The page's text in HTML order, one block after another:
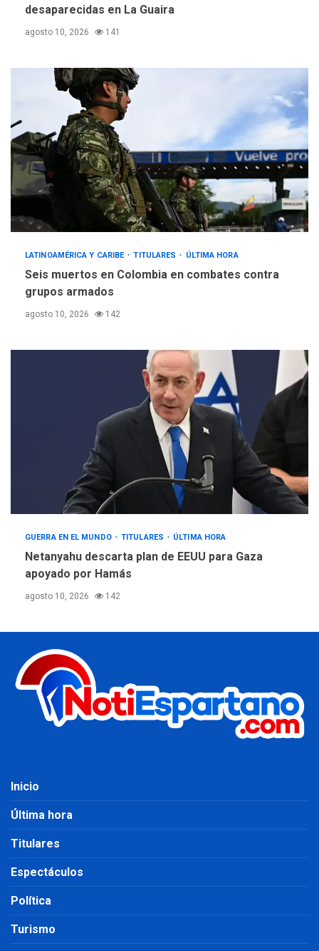
desaparecidas en La Guaira
agosto 10, 2026 141
LATINOAMÉRICA Y CARIBE TITULARES ÚLTIMA HORA
Seis muertos en Colombia en combates contra
grupos armados
agosto 10, 2026 142
GUERRA EN EL MUNDO TITULARES ÚLTIMA HORA
Netanyahu descarta plan de EEUU para Gaza
apoyado por Hamás
agosto 10, 2026 142
Inicio
Última hora
Titulares
Espectáculos
Política
Turismo